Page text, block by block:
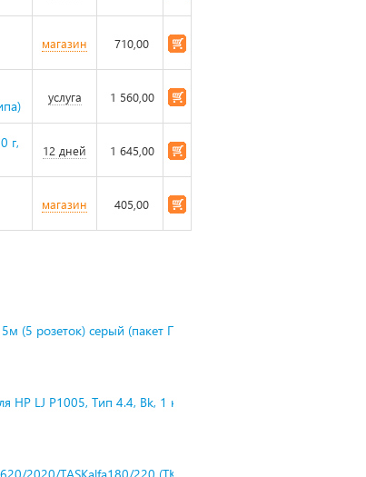
магазин 710,00
услуга 1 560,00
г,
12 дней 1 645,00
магазин 405,00
(5 розеток) серый (пакет П
HP LJ P1005, Тип 4.4, Bk, 1 к